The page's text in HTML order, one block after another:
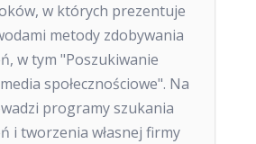
w których prezentuje
metody zdobywania
w tym "Poszukiwanie
społecznościowe". Na
programy szukania
i tworzenia własnej firmy